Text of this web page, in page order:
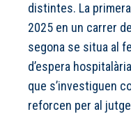
distintes. La
2025 en un carrer
segona se situa al
d’espera
que s’investiguen
reforcen per al